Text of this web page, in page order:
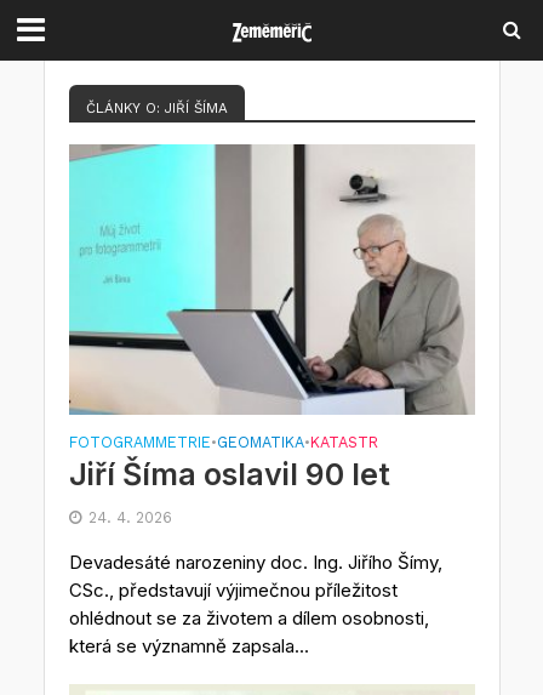
ČLÁNKY O: JIŘÍ ŠÍMA
FOTOGRAMMETRIE•GEOMATIKA•KATASTR
Jiří Šíma oslavil 90 let
24. 4. 2026
Devadesáté narozeniny doc. Ing. Jiřího Šímy,
CSc., představují výjimečnou příležitost
ohlédnout se za životem a dílem osobnosti,
která se významně zapsala...